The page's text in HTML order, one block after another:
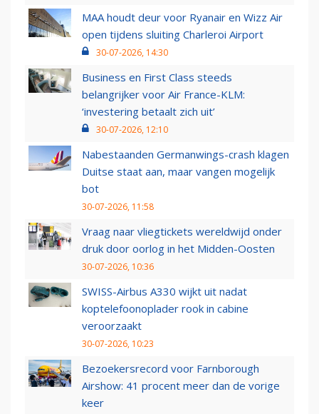
MAA houdt deur voor Ryanair en Wizz Air
open tijdens sluiting Charleroi Airport
30-07-2026, 14:30
Business en First Class steeds
belangrijker voor Air France-KLM:
‘investering betaalt zich uit’
30-07-2026, 12:10
Nabestaanden Germanwings-crash klagen
Duitse staat aan, maar vangen mogelijk
bot
30-07-2026, 11:58
Vraag naar vliegtickets wereldwijd onder
druk door oorlog in het Midden-Oosten
30-07-2026, 10:36
SWISS-Airbus A330 wijkt uit nadat
koptelefoonoplader rook in cabine
veroorzaakt
30-07-2026, 10:23
Bezoekersrecord voor Farnborough
Airshow: 41 procent meer dan de vorige
keer